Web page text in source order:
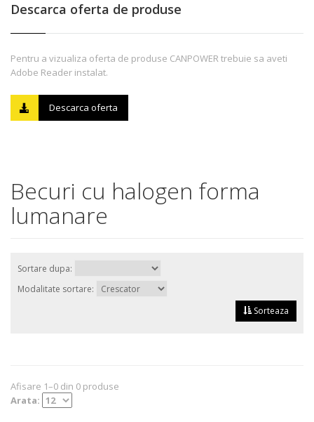
Descarca oferta de produse
Pentru a vizualiza oferta de produse CANPOWER trebuie sa aveti
Adobe Reader instalat.
Descarca oferta
Becuri cu halogen forma
lumanare
Sortare dupa:
Modalitate sortare:
Sorteaza
Afisare 1–0 din 0 produse
Arata: